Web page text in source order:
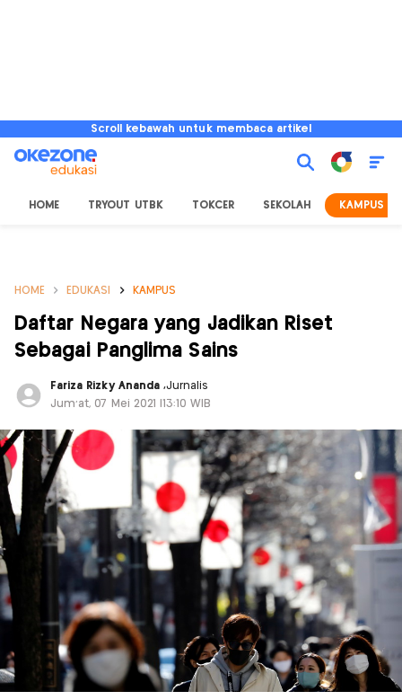
Scroll kebawah untuk membaca artikel
HOME TRYOUT UTBK TOKCER SEKOLAH KAMPUS
HOME EDUKASI KAMPUS
Daftar Negara yang Jadikan Riset
Sebagai Panglima Sains
Fariza Rizky Ananda ,Jurnalis
Jum'at, 07 Mei 2021 |13:10 WIB